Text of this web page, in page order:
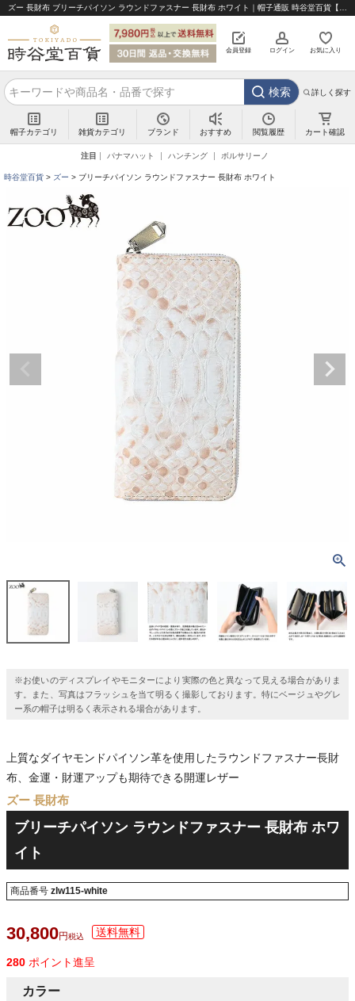
会員登録 ログイン お気に入り
検索 詳しく探す
帽子カテゴリ 雑貨カテゴリ ブランド おすすめ 閲覧履歴 カート確認
注目 パナマハット ハンチング ボルサリーノ
時谷堂百貨 ズー ブリーチパイソン ラウンドファスナー 長財布 ホワイト
※お使いのディスプレイやモニターにより実際の色と異なって見える場合がありま
す。また、写真はフラッシュを当て明るく撮影しております。特にベージュやグレ
ー系の帽子は明るく表示される場合があります。
上質なダイヤモンドパイソン革を使用したラウンドファスナー長財
布、金運・財運アップも期待できる開運レザー
ズー 長財布
ブリーチパイソン ラウンドファスナー 長財布 ホワ
イト
商品番号 zlw115-white
30,800 税込
280 ポイント進呈
カラー